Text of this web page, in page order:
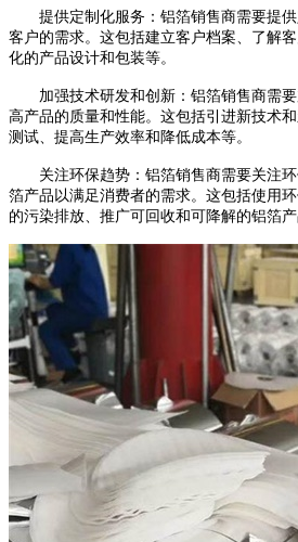
提供定制化服务：铝箔销售商需要提供
客户的需求。这包括建立客户档案、了解
化的产品设计和包装等。
加强技术研发和创新：铝箔销售商需要
高产品的质量和性能。这包括引进新技术
测试、提高生产效率和降低成本等。
关注环保趋势：铝箔销售商需要关注环
箔产品以满足消费者的需求。这包括使用
的污染排放、推广可回收和可降解的铝箔产